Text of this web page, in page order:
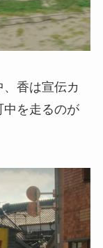
香は宣伝カ
中を走るのが